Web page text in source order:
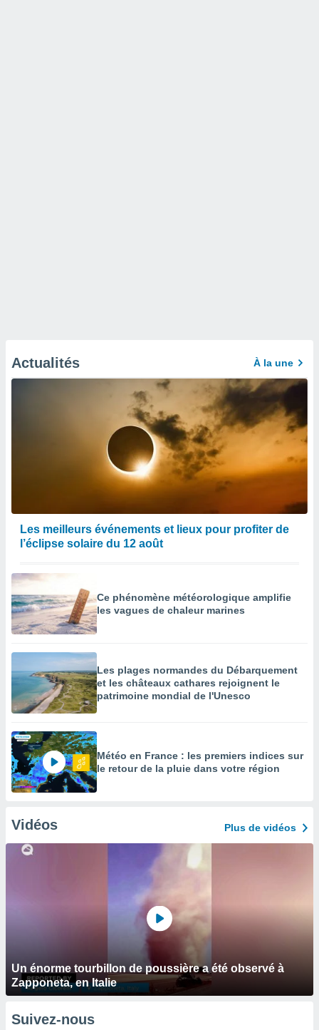
Actualités À la une
Les meilleurs événements et lieux pour profiter de
l’éclipse solaire du 12 août
Ce phénomène météorologique amplifie
les vagues de chaleur marines
Les plages normandes du Débarquement
et les châteaux cathares rejoignent le
patrimoine mondial de l'Unesco
Météo en France : les premiers indices sur
le retour de la pluie dans votre région
Vidéos Plus de vidéos
Un énorme tourbillon de poussière a été observé à
Zapponeta, en Italie
Suivez-nous